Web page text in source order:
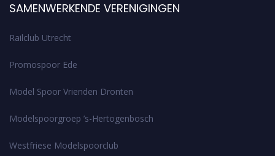
SAMENWERKENDE VERENIGINGEN
Railclub Utrecht
Promospoor Ede
Model Spoor Vrienden Dronten
Modelspoorgroep ’s-Hertogenbosch
Westfriese Modelspoorclub